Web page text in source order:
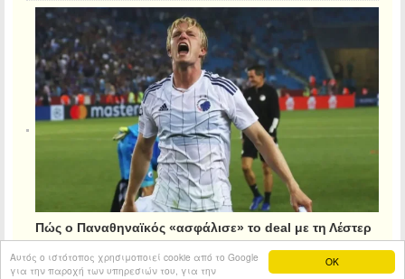
OK
Αυτός ο ιστότοπος χρησιμοποιεί cookie από το Google
για την παροχή των υπηρεσιών του, για την
Πώς ο Παναθηναϊκός «ασφάλισε» το deal με τη Λέστερ
για τον Κρίστιανσεν